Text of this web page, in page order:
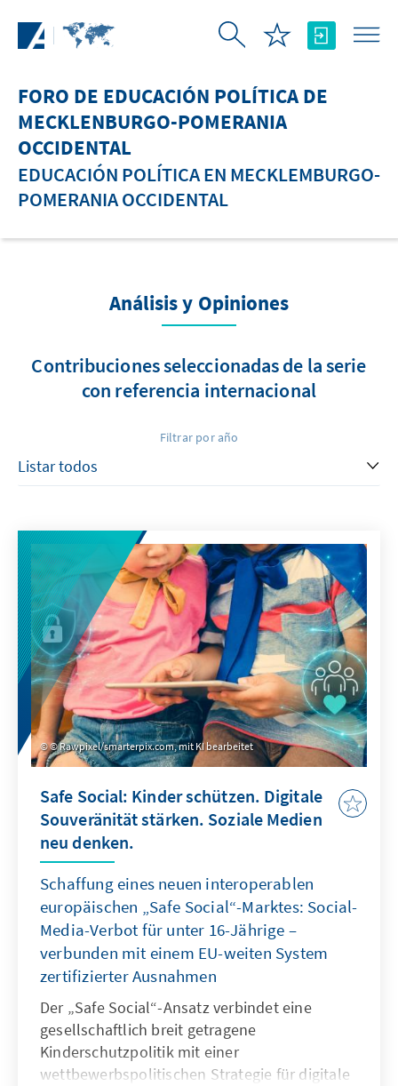
FORO DE EDUCACIÓN POLÍTICA DE
MECKLENBURGO-POMERANIA
OCCIDENTAL
EDUCACIÓN POLÍTICA EN MECKLEMBURGO-
POMERANIA OCCIDENTAL
Análisis y Opiniones
Contribuciones seleccionadas de la serie
con referencia internacional
Filtrar por año
© Rawpixel/smarterpix.com, mit KI bearbeitet
Safe Social: Kinder schützen. Digitale
Souveränität stärken. Soziale Medien
neu denken.
Schaffung eines neuen interoperablen
europäischen „Safe Social“-Marktes: Social-
Media-Verbot für unter 16-Jährige –
verbunden mit einem EU-weiten System
zertifizierter Ausnahmen
Der „Safe Social“-Ansatz verbindet eine
gesellschaftlich breit getragene
Kinderschutzpolitik mit einer
wettbewerbspolitischen Strategie für digitale